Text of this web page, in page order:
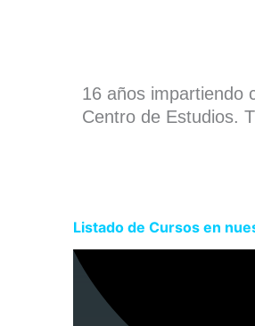
16 años impartiendo
Centro de Estudios.
Listado de Cursos en